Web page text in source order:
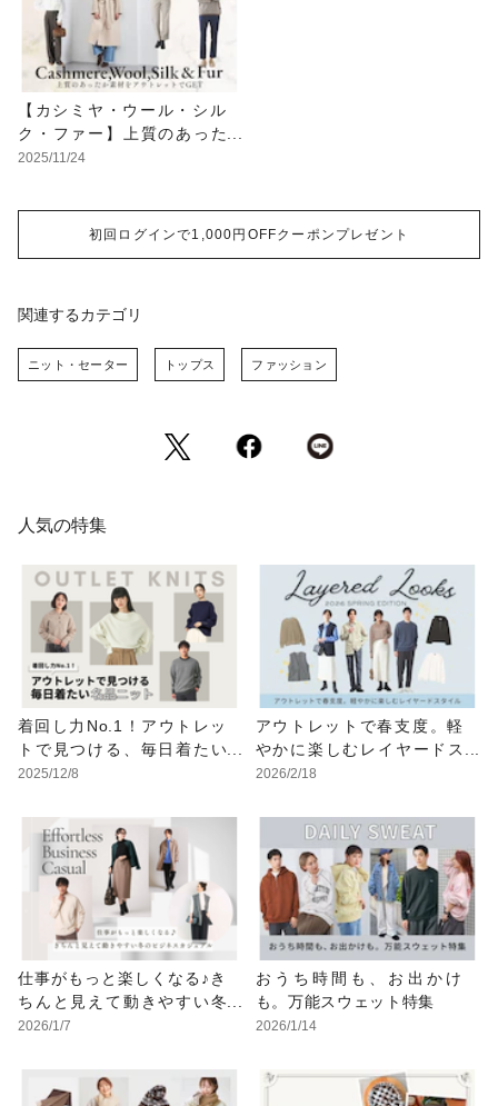
【カシミヤ・ウール・シル
ク・ファー】上質のあった
か素材をアウトレットでGE
2025/11/24
初回ログインで1,000円OFFクーポンプレゼント
関連するカテゴリ
ニット・セーター トップス ファッション
人気の特集
着回し力No.1！アウトレッ
トで見つける、毎日着たい
名品ニット
2025/12/8
アウトレットで春支度。軽
やかに楽しむレイヤードス
タイル
2026/2/18
仕事がもっと楽しくなる♪き
ちんと見えて動きやすい冬
のビジネスカジュアル
2026/1/7
おうち時間も、お出かけ
も。万能スウェット特集
2026/1/14